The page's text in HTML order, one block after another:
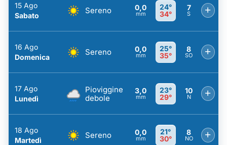
15 Ago
Sabato
Sereno 0,0
mm
24°
34°
7
S +
16 Ago
Domenica
Sereno 0,0
mm
25°
35°
8
SO +
17 Ago
Lunedì
Pioviggine
debole
3,0
mm
23°
29°
10
N +
18 Ago
Martedì
Sereno 0,0
mm
21°
30°
8
NO +